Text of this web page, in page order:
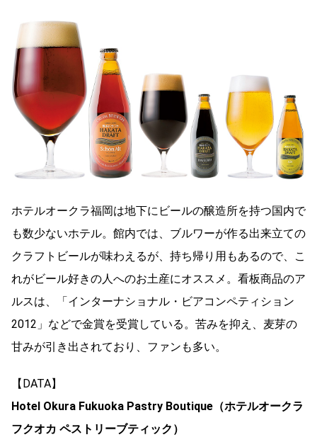
ホテルオークラ福岡は地下にビールの醸造所を持つ国内で
も数少ないホテル。館内では、ブルワーが作る出来立ての
クラフトビールが味わえるが、持ち帰り用もあるので、こ
れがビール好きの人へのお土産にオススメ。看板商品のア
ルスは、「インターナショナル・ビアコンペティション
2012」などで金賞を受賞している。苦みを抑え、麦芽の
甘みが引き出されており、ファンも多い。
【DATA】
Hotel Okura Fukuoka Pastry Boutique（ホテルオークラ
フクオカ ペストリーブティック）